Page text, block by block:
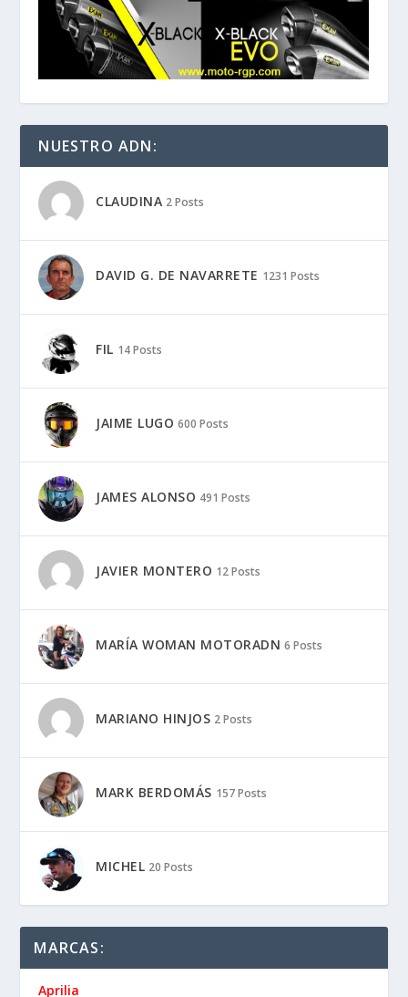
NUESTRO ADN:
CLAUDINA 2 Posts
DAVID G. DE NAVARRETE 1231 Posts
FIL 14 Posts
JAIME LUGO 600 Posts
JAMES ALONSO 491 Posts
JAVIER MONTERO 12 Posts
MARÍA WOMAN MOTORADN 6 Posts
MARIANO HINJOS 2 Posts
MARK BERDOMÁS 157 Posts
MICHEL 20 Posts
MARCAS:
Aprilia